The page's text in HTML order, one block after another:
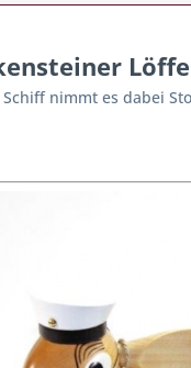
nimmt es dabei